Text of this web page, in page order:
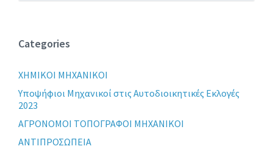
Categories
XHMIKOI MHXANIKOI
Yποψήφιοι Μηχανικοί στις Αυτοδιοικητικές Εκλογές
2023
ΑΓΡΟΝΟΜΟΙ ΤΟΠΟΓΡΑΦΟΙ ΜΗΧΑΝΙΚΟΙ
ΑΝΤΙΠΡΟΣΩΠΕΙΑ